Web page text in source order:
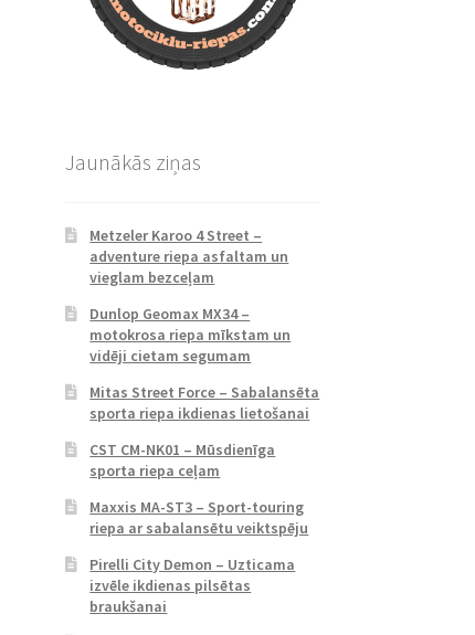
Jaunākās ziņas
Metzeler Karoo 4 Street –
adventure riepa asfaltam un
vieglam bezceļam
Dunlop Geomax MX34 –
motokrosa riepa mīkstam un
vidēji cietam segumam
Mitas Street Force – Sabalansēta
sporta riepa ikdienas lietošanai
CST CM-NK01 – Mūsdienīga
sporta riepa ceļam
Maxxis MA-ST3 – Sport-touring
riepa ar sabalansētu veiktspēju
Pirelli City Demon – Uzticama
izvēle ikdienas pilsētas
braukšanai